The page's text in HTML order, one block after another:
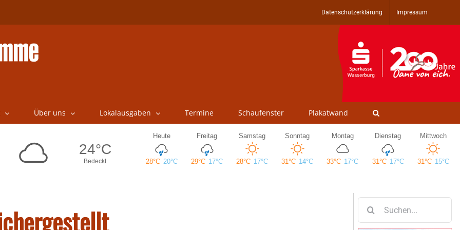
Datenschutzerklärung Impressum
Über uns Lokalausgaben Termine Schaufenster Plakatwand
nach: